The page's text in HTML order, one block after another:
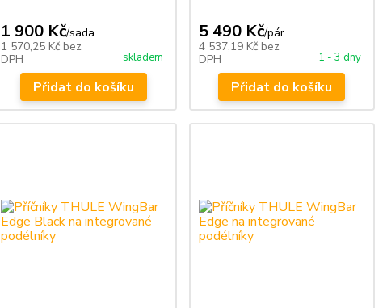
1 900 Kč/sada
1 570,25 Kč bez
DPH
skladem
Přidat do košíku
5 490 Kč/pár
4 537,19 Kč bez
DPH
1 - 3 dny
Přidat do košíku